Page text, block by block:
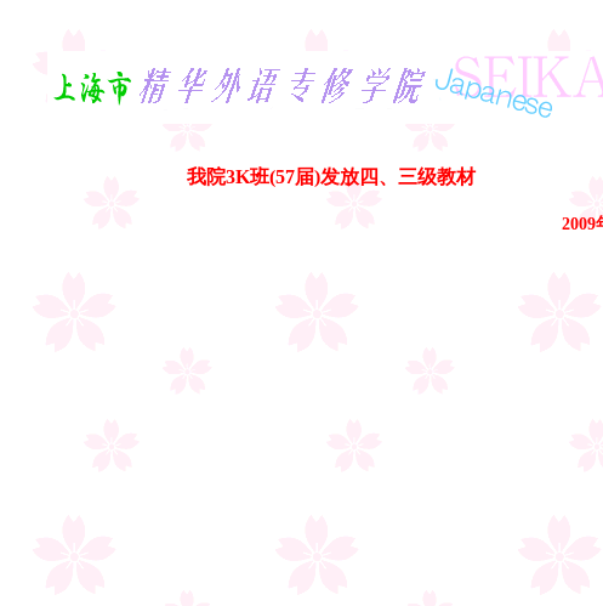
我院3K班(57届)发放四、三级教材
2009